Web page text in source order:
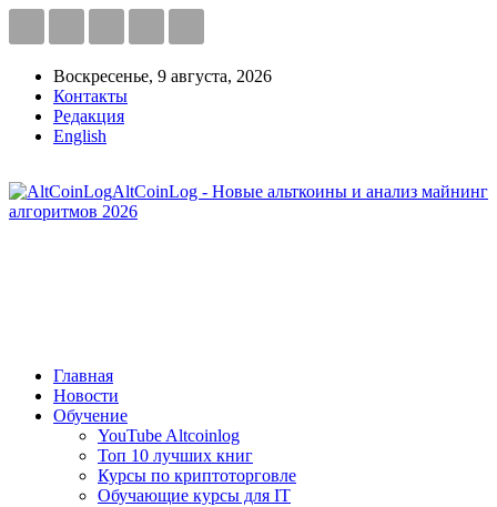
Воскресенье, 9 августа, 2026
Контакты
Редакция
English
AltCoinLog - Новые альткоины и анализ майнинг
алгоритмов 2026
Главная
Новости
Обучение
YouTube Altcoinlog
Топ 10 лучших книг
Курсы по криптоторговле
Обучающие курсы для IT